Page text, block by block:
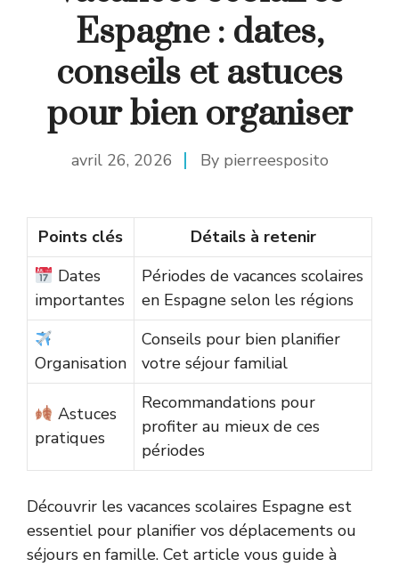
Espagne : dates,
conseils et astuces
pour bien organiser
avril 26, 2026 By pierreesposito
Points clés
Détails à retenir
Dates
importantes
Périodes de vacances scolaires
en Espagne selon les régions
Organisation
Conseils pour bien planifier
votre séjour familial
Astuces
pratiques
Recommandations pour
profiter au mieux de ces
périodes
Découvrir les vacances scolaires Espagne est
essentiel pour planifier vos déplacements ou
séjours en famille. Cet article vous guide à